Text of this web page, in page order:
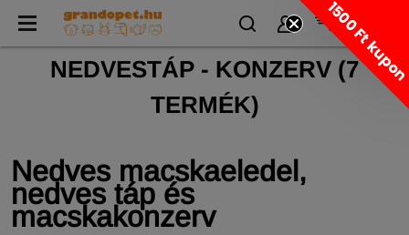
NEDVESTÁP - KONZERV (7
TERMÉK)
Nedves macskaeledel,
nedves táp és
macskakonzerv
1500 Ft